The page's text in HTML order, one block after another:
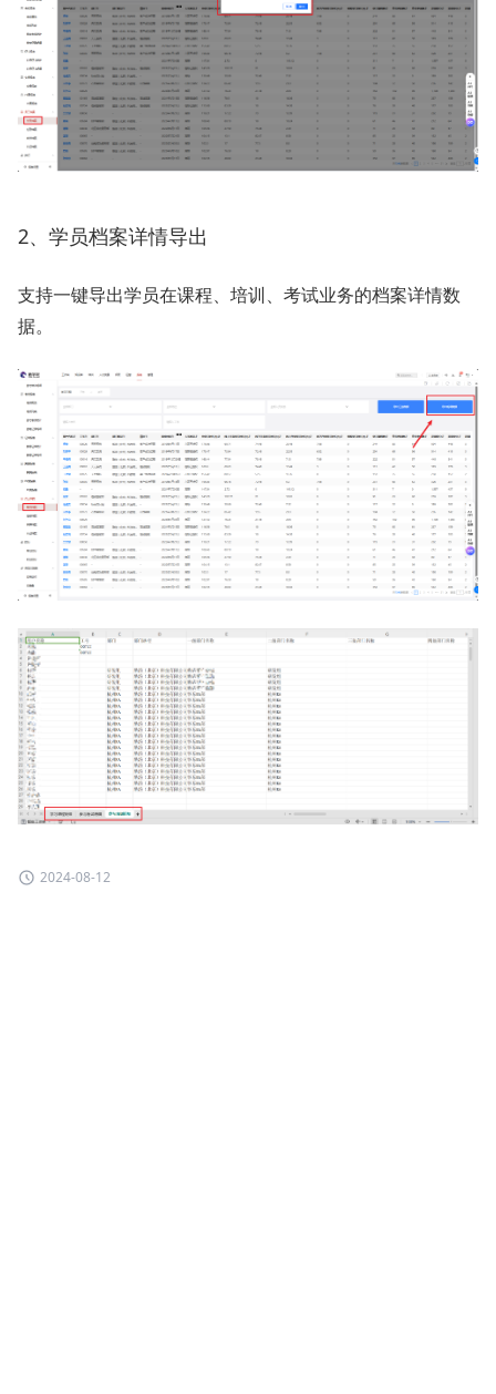
2、学员档案详情导出
支持一键导出学员在课程、培训、考试业务的档案详情数
据。
2024-08-12